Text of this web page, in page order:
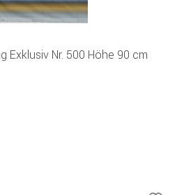
Exklusiv Nr. 500 Höhe 90 cm